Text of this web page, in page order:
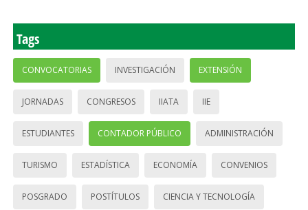
Tags
CONVOCATORIAS INVESTIGACIÓN EXTENSIÓN
JORNADAS CONGRESOS IIATA IIE
ESTUDIANTES CONTADOR PÚBLICO ADMINISTRACIÓN
TURISMO ESTADÍSTICA ECONOMÍA CONVENIOS
POSGRADO POSTÍTULOS CIENCIA Y TECNOLOGÍA